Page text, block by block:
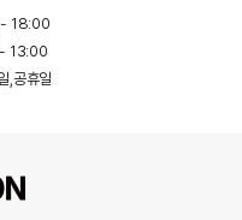
- 18:00
- 13:00
,공휴일